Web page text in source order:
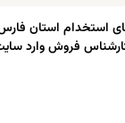
استخدام استان
فروش وارد